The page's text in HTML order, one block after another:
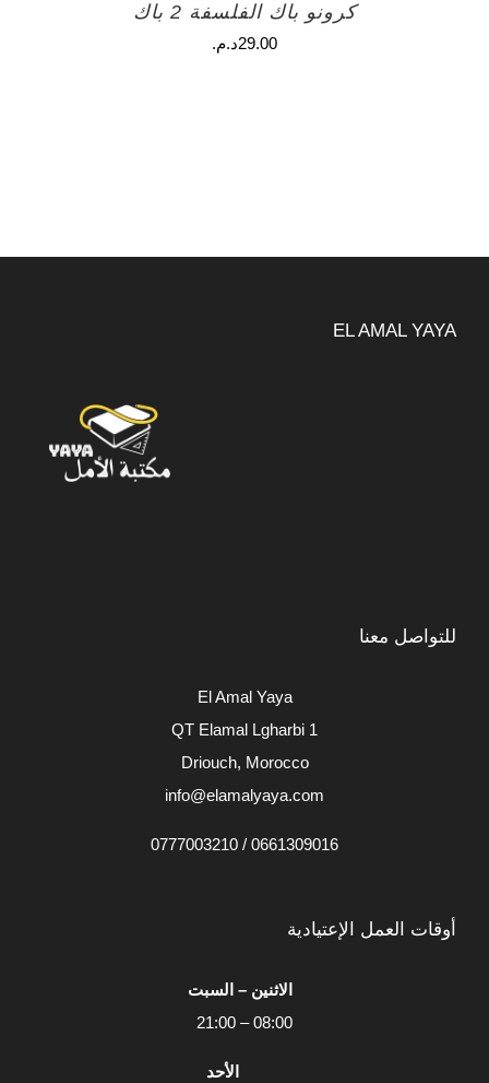
كرونو باك الفلسفة 2 باك
29.00د.م.
EL AMAL YAYA
للتواصل معنا
El Amal Yaya
QT Elamal Lgharbi 1
Driouch, Morocco
info@elamalyaya.com
0661309016 / 0777003210
أوقات العمل الإعتيادية
الاثنين – السبت
08:00 – 21:00
الأحد